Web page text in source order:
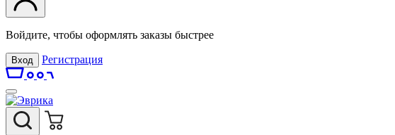
Войдите, чтобы оформлять заказы быстрее
Вход Регистрация